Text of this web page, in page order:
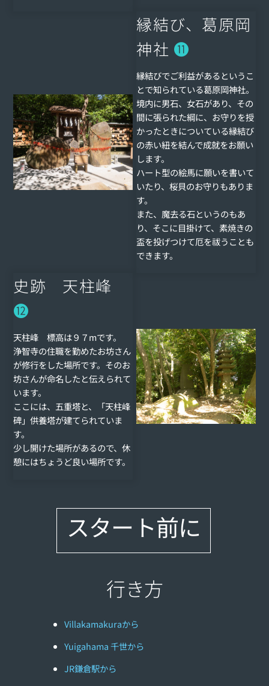
縁結び、葛原岡
神社 ⓫
縁結びでご利益があるというこ
とで知られている葛原岡神社。
境内に男石、女石があり、その
間に張られた綱に、お守りを授
かったときについている縁結び
の赤い紐を結んで成就をお願い
します。
ハート型の絵馬に願いを書いて
いたり、桜貝のお守りもありま
す。
また、魔去る石というのもあ
り、そこに目掛けて、素焼きの
盃を投げつけて厄を祓うことも
できます。
史跡 天柱峰
⓬
天柱峰 標高は９７mです。
浄智寺の住職を勤めたお坊さん
が修行をした場所です。そのお
坊さんが命名したと伝えられて
います。
ここには、五重塔と、「天柱峰
碑」供養塔が建てられていま
す。
少し開けた場所があるので、休
憩にはちょうど良い場所です。
スタート前に
行き方
Villakamakuraから
Yuigahama 千世から
JR鎌倉駅から